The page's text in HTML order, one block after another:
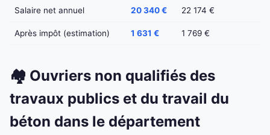
Salaire net annuel 20 340 € 22 174 €
Après impôt (estimation) 1 631 € 1 769 €
🏘️ Ouvriers non qualifiés des
travaux publics et du travail du
béton dans le département